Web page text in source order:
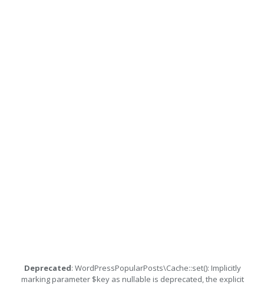
Deprecated: WordPressPopularPosts\Cache::set(): Implicitly
marking parameter $key as nullable is deprecated, the explicit